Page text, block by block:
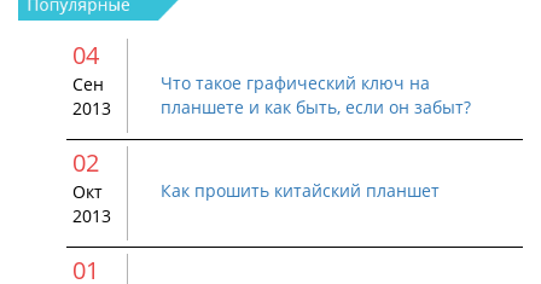
04
Сен
2013
Что такое графический ключ на
планшете и как быть, если он забыт?
02
Окт
2013
Как прошить китайский планшет
01